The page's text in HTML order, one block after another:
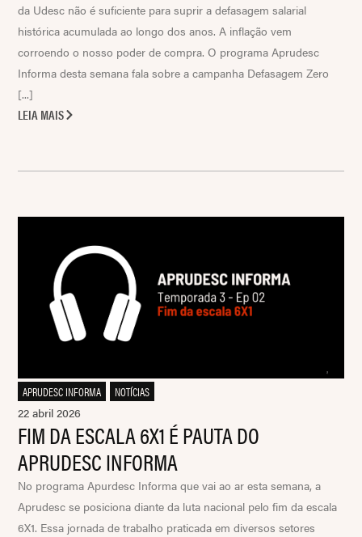
da Udesc não é suficiente para suprir a defasagem salarial
histórica acumulada ao longo dos anos. A inflação vem
corroendo o nosso poder de compra. O programa Aprudesc
Informa desta semana fala sobre a campanha Defasagem Zero
[...]
LEIA MAIS
APRUDESC INFORMA
NOTÍCIAS
22 abril 2026
FIM DA ESCALA 6X1 É PAUTA DO
APRUDESC INFORMA
No programa Apurdesc Informa que vai ao ar esta semana, a
Aprudesc se posiciona diante da luta nacional pelo fim da escala
6X1. Essa jornada de trabalho praticada em diversos setores